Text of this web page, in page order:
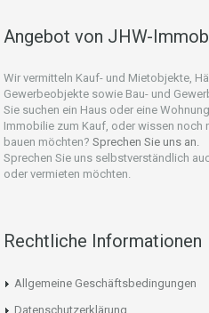
Angebot von JHW-
Wir vermitteln Kauf- und Mietobjekte,
Gewerbeobjekte sowie Bau- und
Sie suchen ein Haus oder eine
Immobilie zum Kauf, oder wissen noch
bauen möchten? Sprechen Sie uns an.
Sprechen Sie uns selbstverständlich
oder vermieten möchten.
Rechtliche Informationen
Allgemeine Geschäftsbedingungen
Datenschutzerklärung